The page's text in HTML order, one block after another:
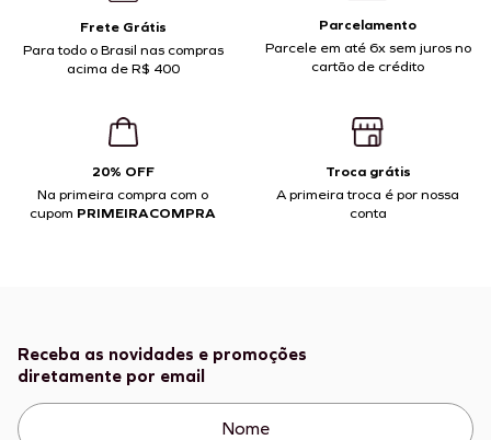
Frete Grátis
Para todo o Brasil nas compras
acima de R$ 400
Parcelamento
Parcele em até 6x sem juros no
cartão de crédito
20% OFF
Na primeira compra com o
cupom PRIMEIRACOMPRA
Troca grátis
A primeira troca é por nossa
conta
Receba as novidades e promoções
diretamente por email